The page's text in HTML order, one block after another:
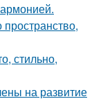
пространство,
стильно,
на развитие